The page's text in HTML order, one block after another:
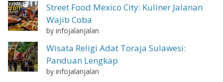
Street Food Mexico City: Kuliner Jalanan
Wajib Coba
by infojalanjalan
Wisata Religi Adat Toraja Sulawesi:
Panduan Lengkap
by infojalanjalan